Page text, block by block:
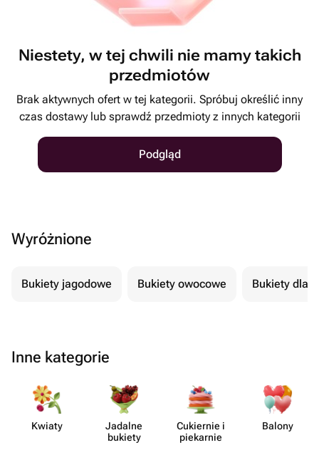
Niestety, w tej chwili nie mamy takich
przedmiotów
Brak aktywnych ofert w tej kategorii. Spróbuj określić inny
czas dostawy lub sprawdź przedmioty z innych kategorii
Podgląd
Wyróżnione
Bukiety jagodowe Bukiety owocowe Bukiety dla
Inne kategorie
Kwiaty
Jadalne
bukiety
Cukiernie i
piekarnie
Balony